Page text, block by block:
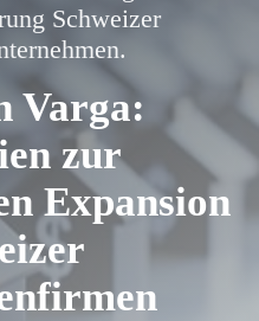
Schweizer
Varga:
zur
Expansion